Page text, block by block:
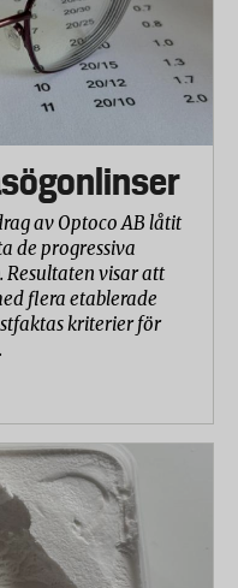
av Optoco AB låtit
de progressiva
Resultaten visar att
flera etablerade
kriterier för